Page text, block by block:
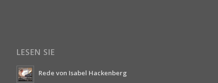
LESEN SIE
Rede von Isabel Hackenberg